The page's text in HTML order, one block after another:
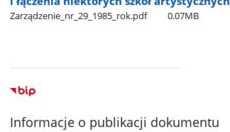
Zarządzenie​_nr​_29​_1985​_rok.pdf 0.07MB
Informacje o publikacji dokumentu